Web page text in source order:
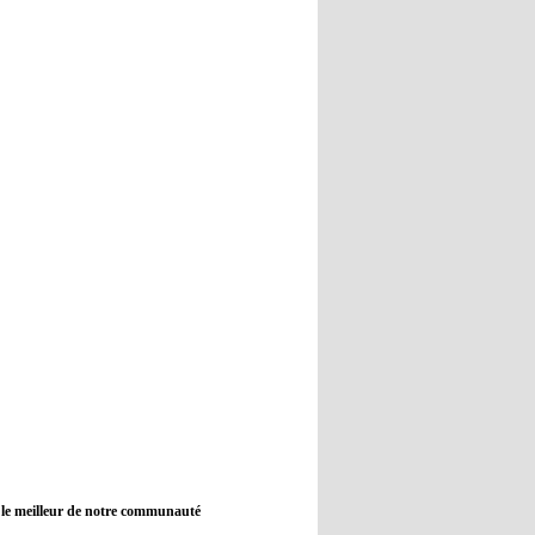
08:21 - 2022/11/08
meilleur de notre communauté